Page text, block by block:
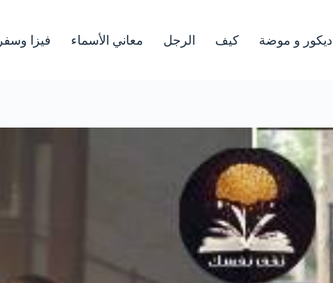
ديكور و موضة كيف الرجل معاني الأسماء فيزا وسفر